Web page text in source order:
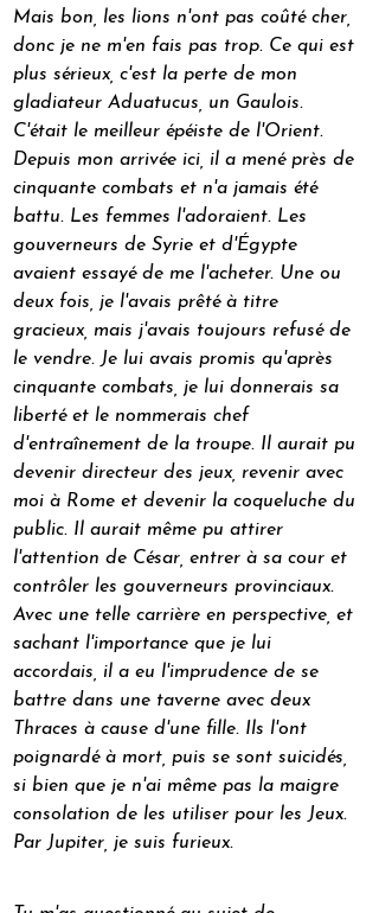
Mais bon, les lions n'ont pas coûté cher,
donc je ne m'en fais pas trop. Ce qui est
plus sérieux, c'est la perte de mon
gladiateur Aduatucus, un Gaulois.
C'était le meilleur épéiste de l'Orient.
Depuis mon arrivée ici, il a mené près de
cinquante combats et n'a jamais été
battu. Les femmes l'adoraient. Les
gouverneurs de Syrie et d'Égypte
avaient essayé de me l'acheter. Une ou
deux fois, je l'avais prêté à titre
gracieux, mais j'avais toujours refusé de
le vendre. Je lui avais promis qu'après
cinquante combats, je lui donnerais sa
liberté et le nommerais chef
d'entraînement de la troupe. Il aurait pu
devenir directeur des jeux, revenir avec
moi à Rome et devenir la coqueluche du
public. Il aurait même pu attirer
l'attention de César, entrer à sa cour et
contrôler les gouverneurs provinciaux.
Avec une telle carrière en perspective, et
sachant l'importance que je lui
accordais, il a eu l'imprudence de se
battre dans une taverne avec deux
Thraces à cause d'une fille. Ils l'ont
poignardé à mort, puis se sont suicidés,
si bien que je n'ai même pas la maigre
consolation de les utiliser pour les Jeux.
Par Jupiter, je suis furieux.